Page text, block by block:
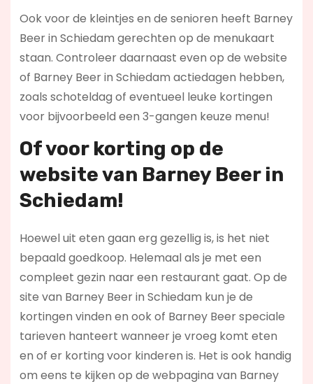
Ook voor de kleintjes en de senioren heeft Barney
Beer in Schiedam gerechten op de menukaart
staan. Controleer daarnaast even op de website
of Barney Beer in Schiedam actiedagen hebben,
zoals schoteldag of eventueel leuke kortingen
voor bijvoorbeeld een 3-gangen keuze menu!
Of voor korting op de
website van Barney Beer in
Schiedam!
Hoewel uit eten gaan erg gezellig is, is het niet
bepaald goedkoop. Helemaal als je met een
compleet gezin naar een restaurant gaat. Op de
site van Barney Beer in Schiedam kun je de
kortingen vinden en ook of Barney Beer speciale
tarieven hanteert wanneer je vroeg komt eten
en of er korting voor kinderen is. Het is ook handig
om eens te kijken op de webpagina van Barney